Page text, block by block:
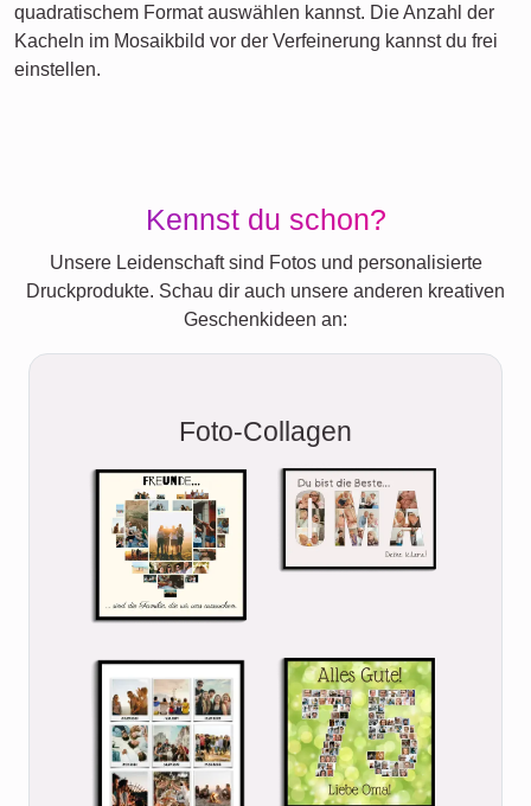
quadratischem Format auswählen kannst. Die Anzahl der
Kacheln im Mosaikbild vor der Verfeinerung kannst du frei
einstellen.
Kennst du schon?
Unsere Leidenschaft sind Fotos und personalisierte
Druckprodukte. Schau dir auch unsere anderen kreativen
Geschenkideen an:
Foto-Collagen